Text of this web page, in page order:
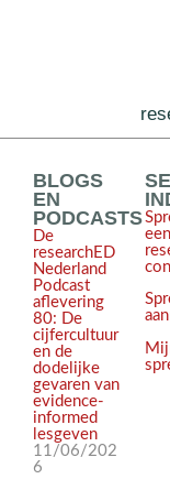
BLOGS
EN
PODCASTS
De
researchED
Nederland
Podcast
aflevering
80: De
cijfercultuur
en de
dodelijke
gevaren van
evidence-
informed
lesgeven
11/06/202
6
een